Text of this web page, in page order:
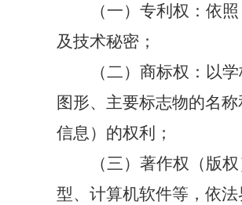
（一）专利权：依
及技术秘密；
（二）商标权：以
图形、主要标志物的名
信息）的权利；
（三）著作权（版
型、计算机软件等，依